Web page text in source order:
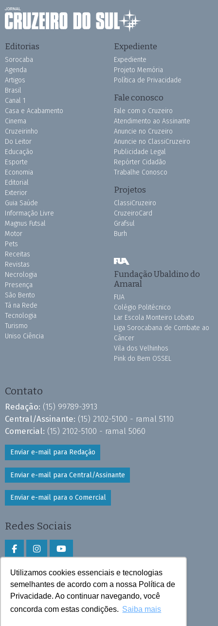
Utilizamos cookies essenciais e tecnologias
semelhantes de acordo com a nossa Política de
Privacidade. Ao continuar navegando, você
concorda com estas condições. Saiba mais
Editorias
Sorocaba
Agenda
Artigos
Brasil
Canal 1
Casa e Acabamento
Cinema
Cruzeirinho
Do Leitor
Educação
Esporte
Economia
Editorial
Exterior
Guia Saúde
Informação Livre
Magnus Futsal
Motor
Pets
Receitas
Revistas
Necrologia
Presença
São Bento
Tá na Rede
Tecnologia
Turismo
Uniso Ciência
Expediente
Expediente
Projeto Memória
Política de Privacidade
Fale conosco
Fale com o Cruzeiro
Atendimento ao Assinante
Anuncie no Cruzeiro
Anuncie no ClassiCruzeiro
Publicidade Legal
Repórter Cidadão
Trabalhe Conosco
Projetos
ClassiCruzeiro
CruzeiroCard
Grafsul
Burh
Fundação Ubaldino do
Amaral
FUA
Colégio Politécnico
Lar Escola Monteiro Lobato
Liga Sorocabana de Combate ao
Câncer
Vila dos Velhinhos
Pink do Bem OSSEL
Contato
Redação: (15) 99789-3913
Central/Assinante: (15) 2102-5100 - ramal 5110
Comercial: (15) 2102-5100 - ramal 5060
Enviar e-mail para Redação
Enviar e-mail para Central/Assinante
Enviar e-mail para o Comercial
Redes Sociais
Faça download do aplicativo
Play Store e App Store